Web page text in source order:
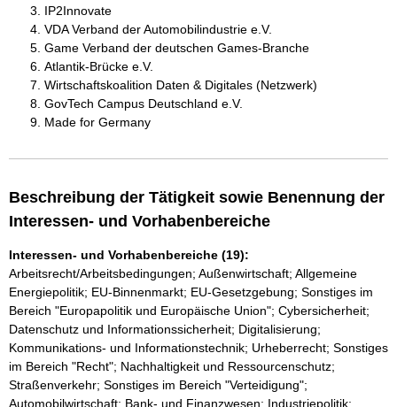
IP2Innovate
VDA Verband der Automobilindustrie e.V.
Game Verband der deutschen Games-Branche
Atlantik-Brücke e.V.
Wirtschaftskoalition Daten & Digitales (Netzwerk)
GovTech Campus Deutschland e.V.
Made for Germany
Beschreibung der Tätigkeit sowie Benennung der
Interessen- und Vorhabenbereiche
Interessen- und Vorhabenbereiche (19):
Arbeitsrecht/Arbeitsbedingungen; Außenwirtschaft; Allgemeine
Energiepolitik; EU-Binnenmarkt; EU-Gesetzgebung; Sonstiges im
Bereich "Europapolitik und Europäische Union"; Cybersicherheit;
Datenschutz und Informationssicherheit; Digitalisierung;
Kommunikations- und Informationstechnik; Urheberrecht; Sonstiges
im Bereich "Recht"; Nachhaltigkeit und Ressourcenschutz;
Straßenverkehr; Sonstiges im Bereich "Verteidigung";
Automobilwirtschaft; Bank- und Finanzwesen; Industriepolitik;